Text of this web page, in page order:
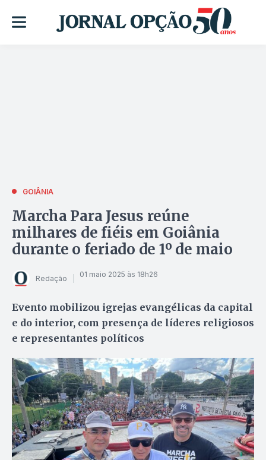
GOIÂNIA
Marcha Para Jesus reúne
milhares de fiéis em Goiânia
durante o feriado de 1º de maio
Redação 01 maio 2025 às 18h26
Evento mobilizou igrejas evangélicas da capital
e do interior, com presença de líderes religiosos
e representantes políticos